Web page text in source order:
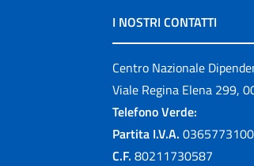
I NOSTRI CONTATTI
Centro Nazionale
Viale Regina Elena 299,
Telefono Verde:
Partita I.V.A.
C.F. 80211730587